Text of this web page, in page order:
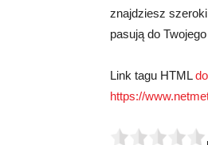
znajdziesz
pasują do
Link tagu HTML
https://